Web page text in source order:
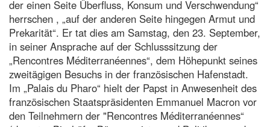
der einen Seite Überfluss, Konsum und Verschwendung“
herrschen , „auf der anderen Seite hingegen Armut und
Prekarität“. Er tat dies am Samstag, den 23. September,
in seiner Ansprache auf der Schlusssitzung der
„Rencontres Méditerranéennes“, dem Höhepunkt seines
zweitägigen Besuchs in der französischen Hafenstadt.
Im „Palais du Pharo“ hielt der Papst in Anwesenheit des
französischen Staatspräsidenten Emmanuel Macron vor
den Teilnehmern der "Rencontres Méditerranéennes“